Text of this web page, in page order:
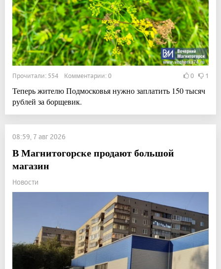
Прочитали: 554 Комментарии: 0 0 1
Теперь жителю Подмосковья нужно заплатить 150 тысяч
рублей за борщевик.
08:59, 7 авг 2026
В Магнитогорске продают большой
магазин
Новости